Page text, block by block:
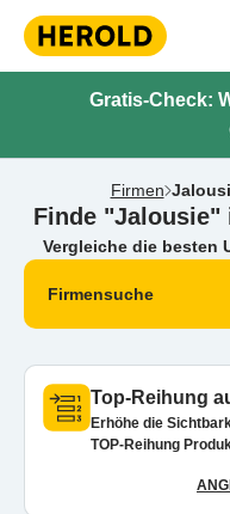
Gratis-Check:
Firmen
Finde "Jalousie"
Vergleiche die besten
Firmensuche
Top-Reihung
Erhöhe die
TOP-Reihung